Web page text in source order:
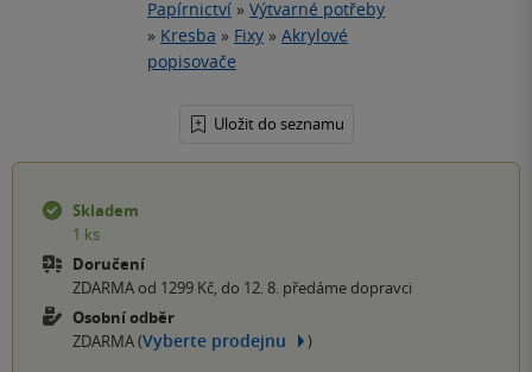
Papírnictví » Výtvarné potřeby
» Kresba » Fixy » Akrylové
popisovače
Uložit do seznamu
Skladem
1 ks
Doručení
ZDARMA od 1299 Kč, do 12. 8. předáme dopravci
Osobní odběr
ZDARMA (Vyberte prodejnu )